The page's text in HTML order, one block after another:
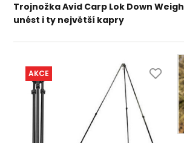
Trojnožka Avid Carp Lok Down Weigh
unést i ty největší kapry
AKCE